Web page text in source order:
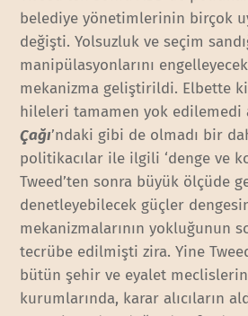
belediye yönetimlerinin birçok
değişti. Yolsuzluk ve seçim
manipülasyonlarını
mekanizma geliştirildi. Elbette
hileleri tamamen yok edilemedi
Çağı’ndaki gibi de olmadı bir
politikacılar ile ilgili ‘denge ve
Tweed’ten sonra büyük ölçüde
denetleyebilecek güçler
mekanizmalarının yokluğunun
tecrübe edilmişti zira. Yine
bütün şehir ve eyalet
kurumlarında, karar alıcıların